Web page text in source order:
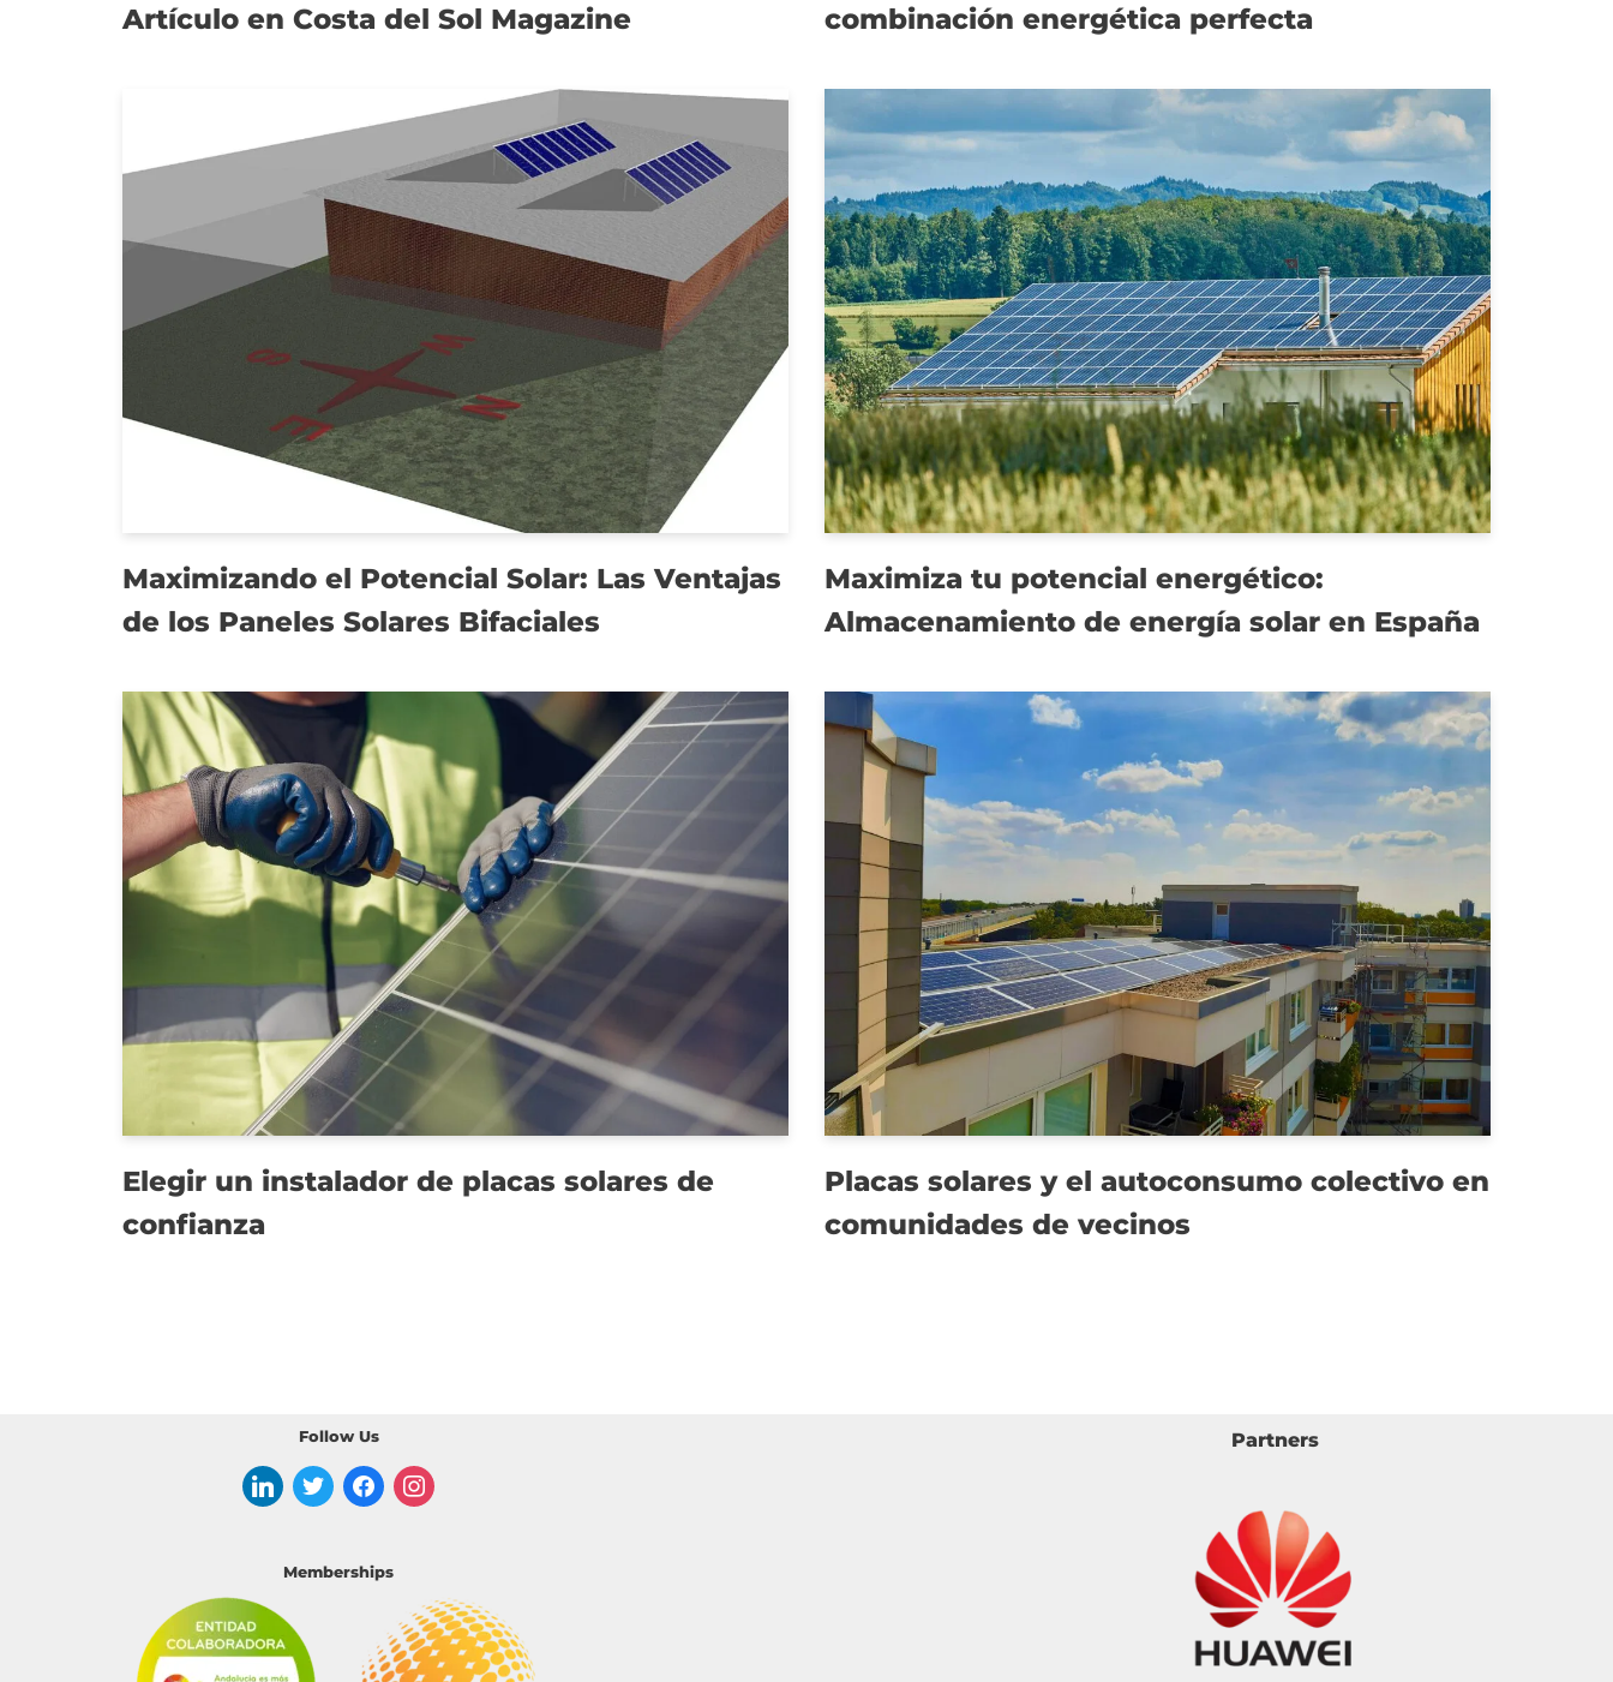
Artículo en Costa del Sol Magazine
combinación energética perfecta
Maximizando el Potencial Solar: Las Ventajas
de los Paneles Solares Bifaciales
Maximiza tu potencial energético:
Almacenamiento de energía solar en España
Elegir un instalador de placas solares de
confianza
Placas solares y el autoconsumo colectivo en
comunidades de vecinos
Follow Us
Memberships
Partners